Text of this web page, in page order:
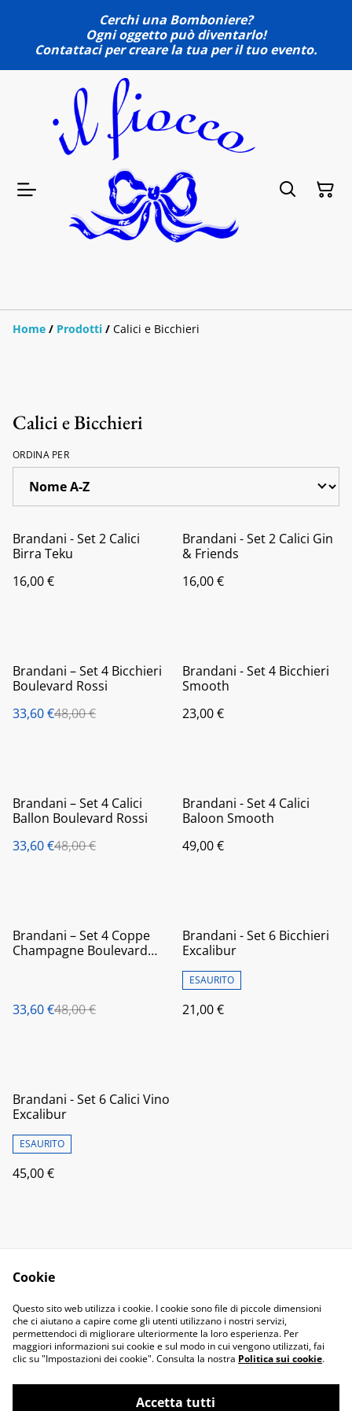
Cerchi una Bomboniere?
Ogni oggetto può diventarlo!
Contattaci per creare la tua per il tuo evento.
Home / Prodotti / Calici e Bicchieri
Calici e Bicchieri
ORDINA PER
Brandani - Set 2 Calici
Birra Teku
16,00 €
Brandani - Set 2 Calici Gin
& Friends
16,00 €
%
Brandani – Set 4 Bicchieri
Boulevard Rossi
33,60 €48,00 €
Brandani - Set 4 Bicchieri
Smooth
23,00 €
%
Brandani – Set 4 Calici
Ballon Boulevard Rossi
33,60 €48,00 €
Brandani - Set 4 Calici
Baloon Smooth
49,00 €
%
Brandani – Set 4 Coppe
Champagne Boulevard
33,60 €48,00 €
Brandani - Set 6 Bicchieri
Excalibur
ESAURITO
21,00 €
Brandani - Set 6 Calici Vino
Excalibur
ESAURITO
45,00 €
Contact Us
Legal Terms
Privacy Policy
Cookie Policy
Cookie
Questo sito web utilizza i cookie. I cookie sono file di piccole dimensioni
che ci aiutano a capire come gli utenti utilizzano i nostri servizi,
permettendoci di migliorare ulteriormente la loro esperienza. Per
maggiori informazioni sui cookie e sul modo in cui vengono utilizzati, fai
clic su "Impostazioni dei cookie". Consulta la nostra Politica sui cookie.
Accetta tutti